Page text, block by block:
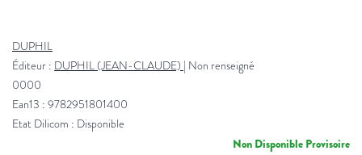
DUPHIL
Éditeur : DUPHIL (JEAN-CLAUDE) | Non renseigné
0000
Ean13 : 9782951801400
Etat Dilicom : Disponible
Non Disponible Provisoire